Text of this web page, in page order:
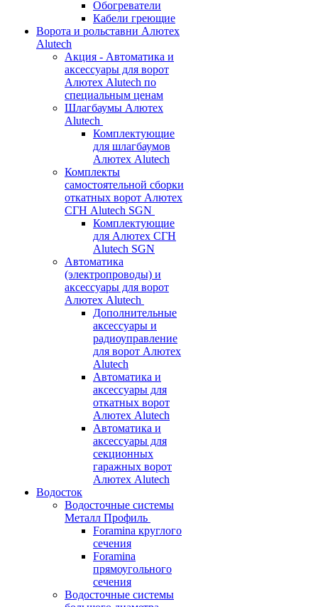
Обогреватели
Кабели греющие
Ворота и рольставни Алютех
Alutech
Акция - Автоматика и
аксессуары для ворот
Алютех Alutech по
специальным ценам
Шлагбаумы Алютех
Alutech
Комплектующие
для шлагбаумов
Алютех Alutech
Комплекты
самостоятельной сборки
откатных ворот Алютех
СГН Alutech SGN
Комплектующие
для Алютех СГН
Alutech SGN
Автоматика
(электропроводы) и
аксессуары для ворот
Алютех Alutech
Дополнительные
аксессуары и
радиоуправление
для ворот Алютех
Alutech
Автоматика и
аксессуары для
откатных ворот
Алютех Alutech
Автоматика и
аксессуары для
секционных
гаражных ворот
Алютех Alutech
Водосток
Водосточные системы
Металл Профиль
Foramina круглого
сечения
Foramina
прямоугольного
сечения
Водосточные системы